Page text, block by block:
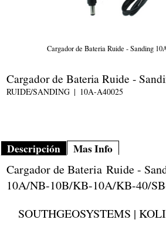
Cargador de Bateria Ruide - Sanding
Cargador de Bateria Ruide -
RUIDE/SANDING 10A-A40025
Descripción Mas Info
Cargador de Bateria Ruide -
10A/NB-10B/KB-10A/KB-40/
SOUTHGEOSYSTEMS |